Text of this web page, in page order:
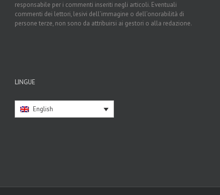
responsabile per i commenti inseriti negli articoli. Eventuali
commenti dei lettori, lesivi dell’immagine o dell’onorabilità di
persone terze, non sono da attribuirsi ai gestori o alla redazione.
LINGUE
English